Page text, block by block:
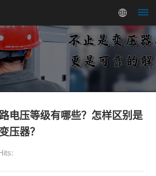
电压等级有哪些？怎样区别是
压器？